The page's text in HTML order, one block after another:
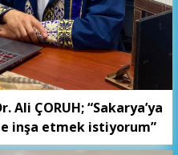
Ali ÇORUH; “Sakarya’ya
inşa etmek istiyorum”